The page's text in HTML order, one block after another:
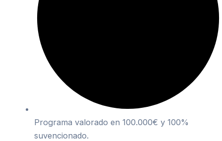
Programa valorado en 100.000€ y 100%
suvencionado.